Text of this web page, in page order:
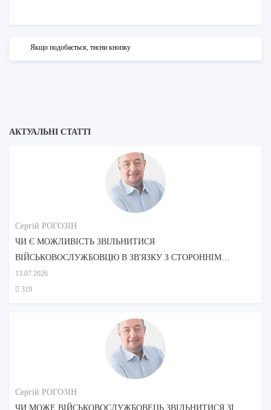
АКТУАЛЬНІ СТАТТІ
Сергій РОГОЗІН
ЧИ Є МОЖЛИВІСТЬ ЗВІЛЬНИТИСЯ
ВІЙСЬКОВОСЛУЖБОВЦЮ В ЗВ'ЯЗКУ З СТОРОННІМ
ДОГЛЯДОМ МАТЕРІ?
13.07.2026
319
Сергій РОГОЗІН
ЧИ МОЖЕ ВІЙСЬКОВОСЛУЖБОВЕЦЬ ЗВІЛЬНИТИСЯ ЗІ
Якщо подобається, тисни кнопку